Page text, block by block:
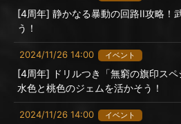
[4周年] 静かなる暴動の回路II攻略！
う！
2024/11/26 14:00 イベント
[4周年] ドリルつき「無窮の旗印スペ
水色と桃色のジェムを活かそう！
2024/11/26 14:00 イベント